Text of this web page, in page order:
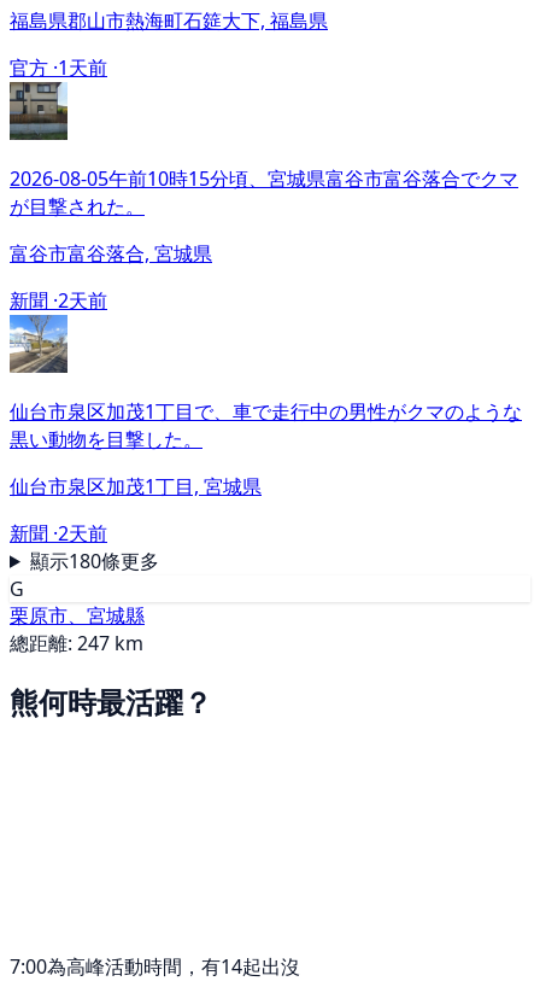
福島県郡山市熱海町石筵大下, 福島県
官方 ·1天前
2026-08-05午前10時15分頃、宮城県富谷市富谷落合でクマ
が目撃された。
富谷市富谷落合, 宮城県
新聞 ·2天前
仙台市泉区加茂1丁目で、車で走行中の男性がクマのような
黒い動物を目撃した。
仙台市泉区加茂1丁目, 宮城県
新聞 ·2天前
顯示180條更多
G
栗原市、宮城縣
總距離: 247 km
熊何時最活躍？
7:00為高峰活動時間，有14起出沒